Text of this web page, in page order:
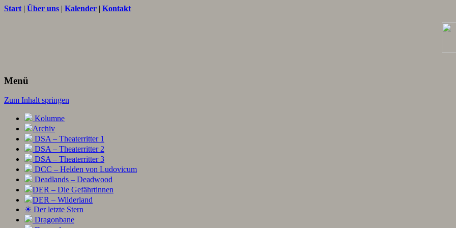
Start | Über uns | Kalender | Kontakt
Menü
Zum Inhalt springen
Kolumne
Archiv
DSA – Theaterritter 1
DSA – Theaterritter 2
DSA – Theaterritter 3
DCC – Helden von Ludovicum
Deadlands – Deadwood
DER – Die Gefährtinnen
DER – Wilderland
☀ Der letzte Stern
Dragonbane